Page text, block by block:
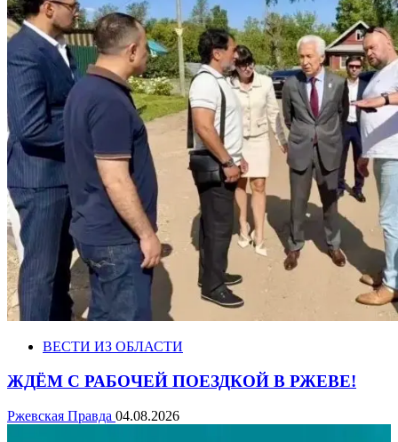
ВЕСТИ ИЗ ОБЛАСТИ
ЖДЁМ С РАБОЧЕЙ ПОЕЗДКОЙ В РЖЕВЕ!
Ржевская Правда 04.08.2026